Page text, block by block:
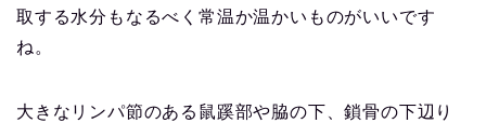
取する水分もなるべく常温か温かいものがいいです
ね。
大きなリンパ節のある鼠蹊部や脇の下、鎖骨の下辺り